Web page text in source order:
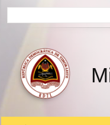
Formulário de busca